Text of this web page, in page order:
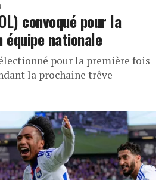
convoqué pour la
nationale
pour la première fois
la prochaine trêve